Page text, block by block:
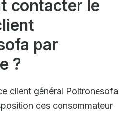
contacter le
par
?
client général Poltronesofa
des consommateur